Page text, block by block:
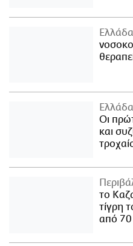
Ελλάδα
Ελλάδα
Οι
και
το
τίγρη
από 70